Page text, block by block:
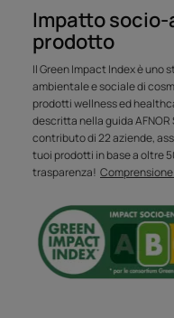
Il
completo da
Vantaggio
Deterge delicatamente
Impatto
prodotto
Il Green Impact Index è uno
ambientale e sociale di
prodotti wellness ed
descritta nella guida
contributo di 22 aziende,
tuoi prodotti in base a oltre
trasparenza!